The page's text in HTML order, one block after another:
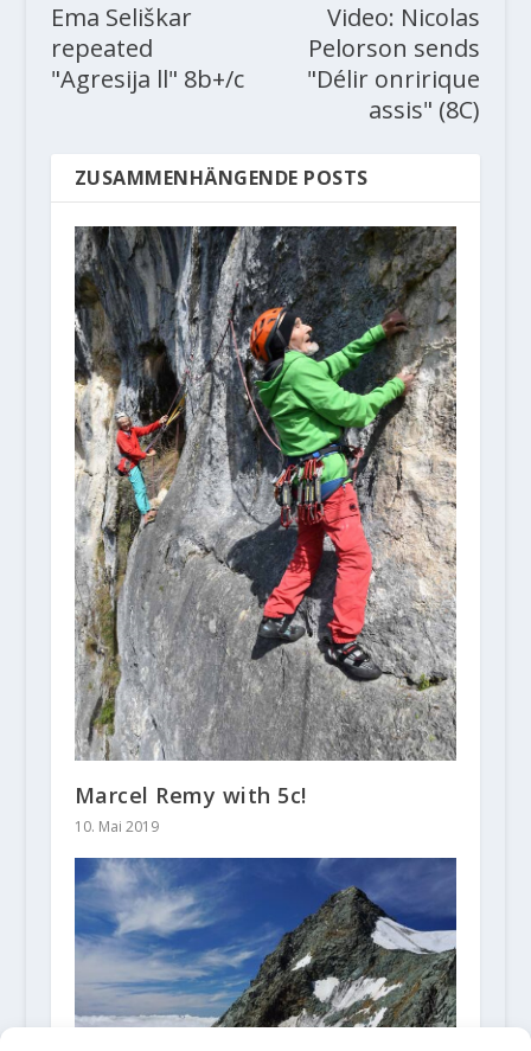
Ema Seliškar
repeated
"Agresija ll" 8b+/c
Video: Nicolas
Pelorson sends
"Délir onririque
assis" (8C)
ZUSAMMENHÄNGENDE POSTS
Marcel Remy with 5c!
10. Mai 2019